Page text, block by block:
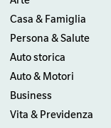
Casa & Famiglia
Persona & Salute
Auto storica
Auto & Motori
Business
Vita & Previdenza